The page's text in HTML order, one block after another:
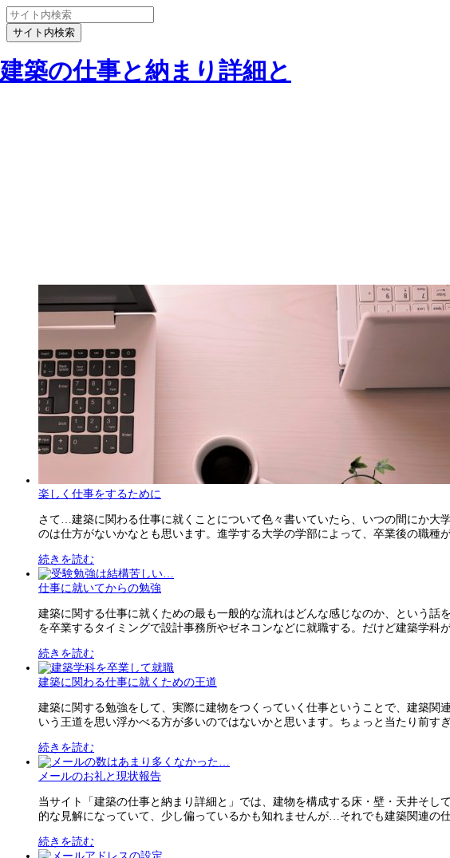
建築の仕事と納まり詳細と
楽しく仕事をするために
さて…建築に関わる仕事に就くことについて色々書いていたら、いつの間にか大
のは仕方がないかなとも思います。進学する大学の学部によって、卒業後の職種
続きを読む
仕事に就いてからの勉強
建築に関する仕事に就くための最も一般的な流れはどんな感じなのか、という
を卒業するタイミングで設計事務所やゼネコンなどに就職する。だけど建築学科
続きを読む
建築に関わる仕事に就くための王道
建築に関する勉強をして、実際に建物をつくっていく仕事ということで、建築
いう王道を思い浮かべる方が多いのではないかと思います。ちょっと当たり前す
続きを読む
メールのお礼と現状報告
当サイト「建築の仕事と納まり詳細と」では、建物を構成する床・壁・天井そ
的な見解になっていて、少し偏っているかも知れませんが…それでも建築関連の
続きを読む